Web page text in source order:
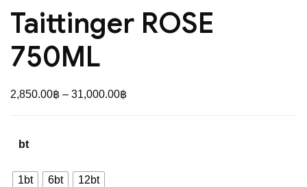
Taittinger ROSE
750ML
2,850.00฿ – 31,000.00฿
bt
1bt 6bt 12bt